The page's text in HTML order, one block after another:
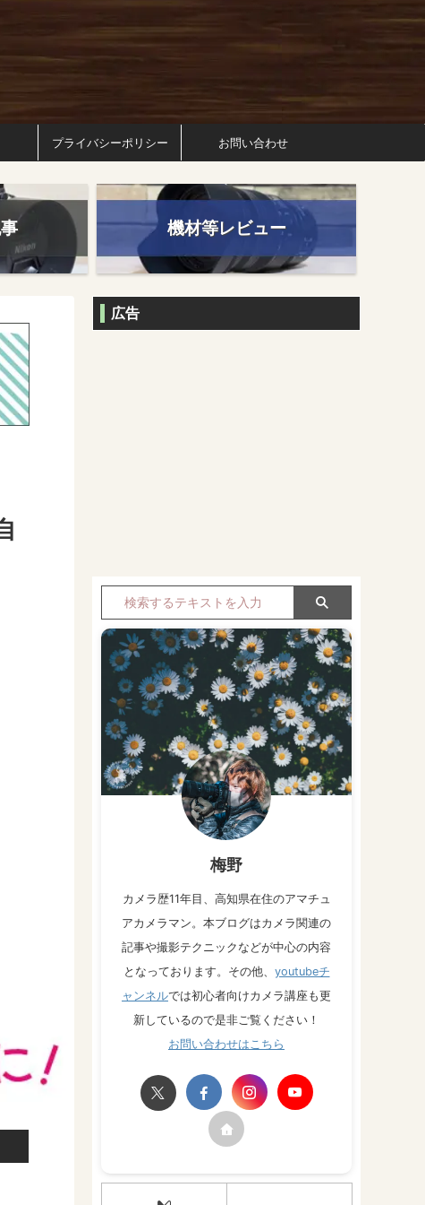
プライバシーポリシー お問い合わせ
機材等レビュー
広告
梅野
カメラ歴11年目、高知県在住のアマチュ
アカメラマン。本ブログはカメラ関連の
記事や撮影テクニックなどが中心の内容
となっております。その他、 youtubeチ
ャンネルでは初心者向けカメラ講座も更
新しているので是非ご覧ください！
お問い合わせはこちら